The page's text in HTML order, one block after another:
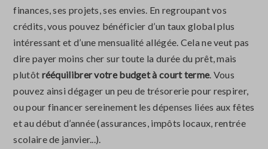
finances, ses projets, ses envies. En regroupant vos
crédits, vous pouvez bénéficier d’un taux global plus
intéressant et d’une mensualité allégée. Cela ne veut pas
dire payer moins cher sur toute la durée du prêt, mais
plutôt rééquilibrer votre budget à court terme. Vous
pouvez ainsi dégager un peu de trésorerie pour respirer,
ou pour financer sereinement les dépenses liées aux fêtes
et au début d’année (assurances, impôts locaux, rentrée
scolaire de janvier...).